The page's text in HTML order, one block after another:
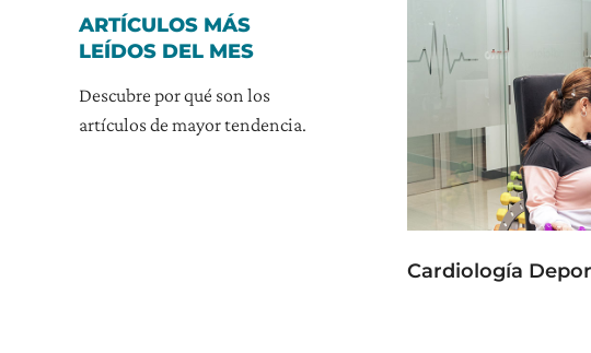
ARTÍCULOS MÁS
LEÍDOS DEL MES
Descubre por qué son los
artículos de mayor tendencia.
Cardiología